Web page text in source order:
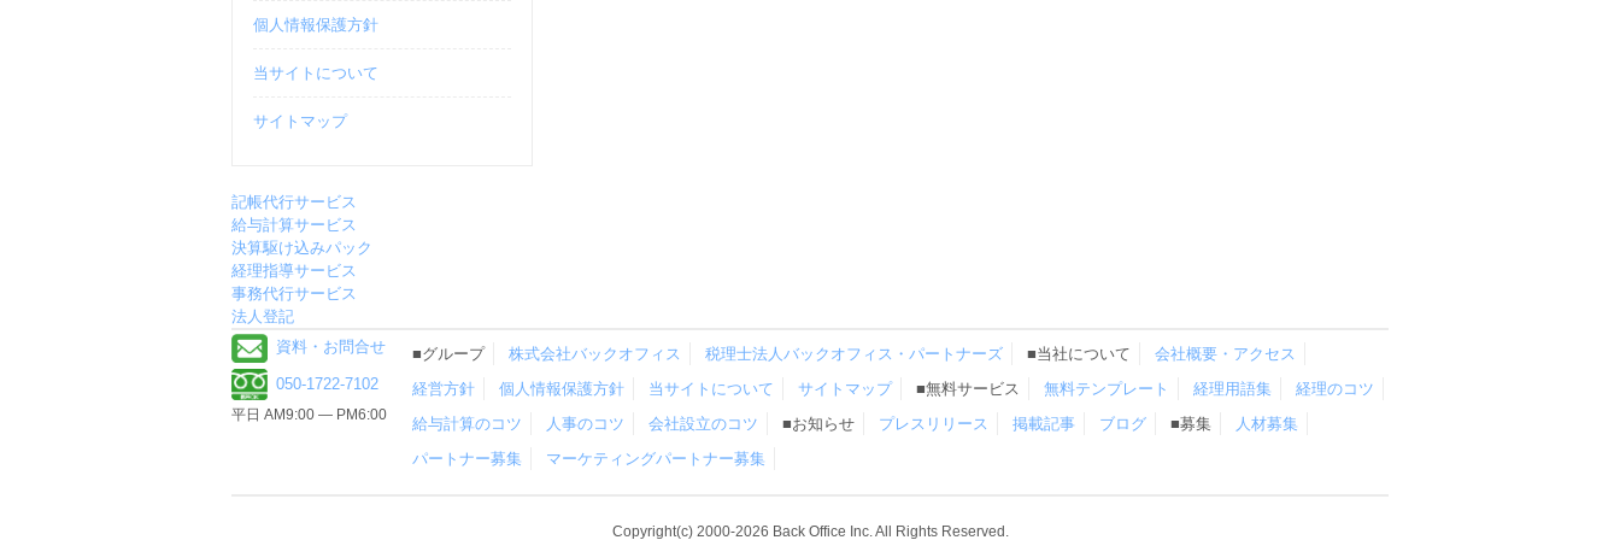
個人情報保護方針
当サイトについて
サイトマップ
記帳代行サービス
給与計算サービス
決算駆け込みパック
経理指導サービス
事務代行サービス
法人登記
資料・お問合せ
050-1722-7102
平日 AM9:00 ― PM6:00
■グループ 株式会社バックオフィス 税理士法人バックオフィス・パートナーズ ■当社について
会社概要・アクセス
経営方針
個人情報保護方針 当サイトについて サイトマップ ■無料サービス 無料テンプレート 経理用語集
経理のコツ
給与計算のコツ
人事のコツ 会社設立のコツ ■お知らせ プレスリリース 掲載記事 ブログ ■募集
人材募集
パートナー募集
マーケティングパートナー募集
Copyright(c) 2000-2026 Back Office Inc. All Rights Reserved.